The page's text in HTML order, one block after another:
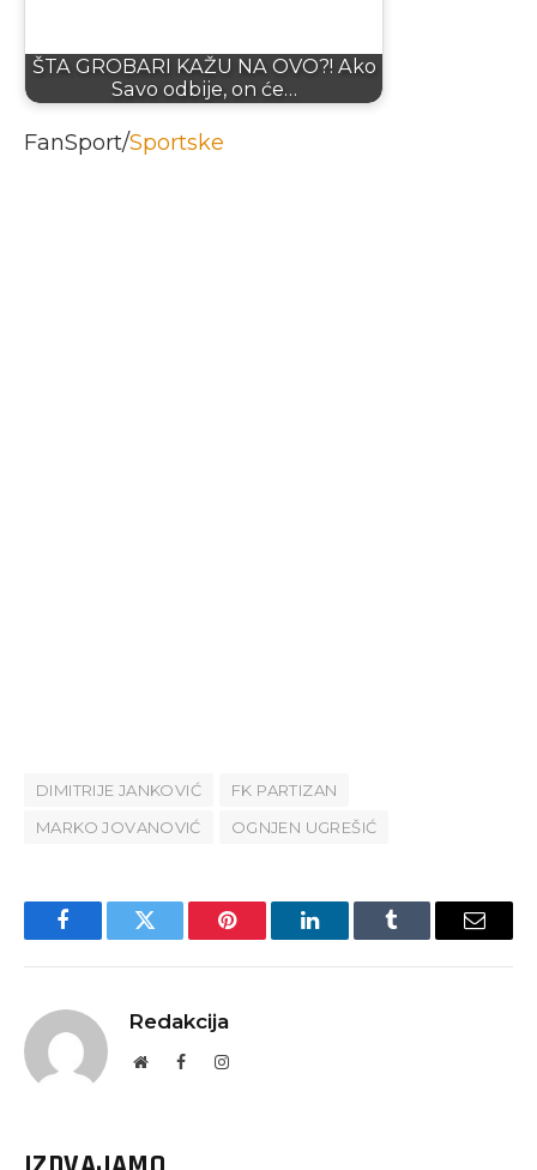
ŠTA GROBARI KAŽU NA OVO?! Ako
Savo odbije, on će…
FanSport/Sportske
DIMITRIJE JANKOVIĆ
FK PARTIZAN
MARKO JOVANOVIĆ
OGNJEN UGREŠIĆ
FacebookTwitter Pinterest LinkedInTumblr Email
Redakcija
WebsiteFacebookInstagram